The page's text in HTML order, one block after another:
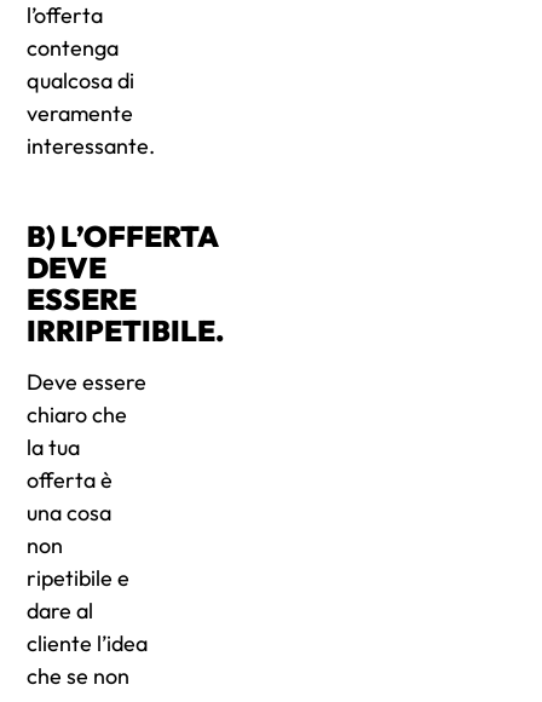
l’offerta
contenga
qualcosa di
veramente
interessante.
B) L’OFFERTA
DEVE
ESSERE
IRRIPETIBILE.
Deve essere
chiaro che
la tua
offerta è
una cosa
non
ripetibile e
dare al
cliente l’idea
che se non